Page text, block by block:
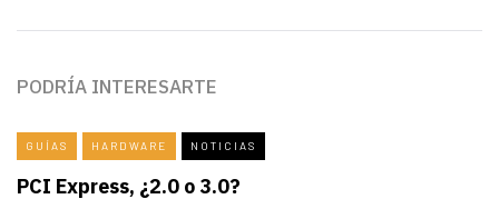
PODRÍA INTERESARTE
GUÍAS HARDWARE NOTICIAS
PCI Express, ¿2.0 o 3.0?